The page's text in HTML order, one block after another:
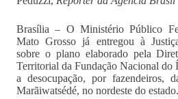
Brasília – O Ministério Público
Mato Grosso já entregou à
sobre o plano elaborado pela
Territorial da Fundação Nacional do
a desocupação, por fazendeiros,
Marãiwatsédé, no nordeste do estado.